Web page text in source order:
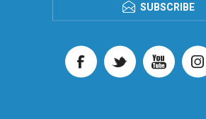
SUBSCRIBE